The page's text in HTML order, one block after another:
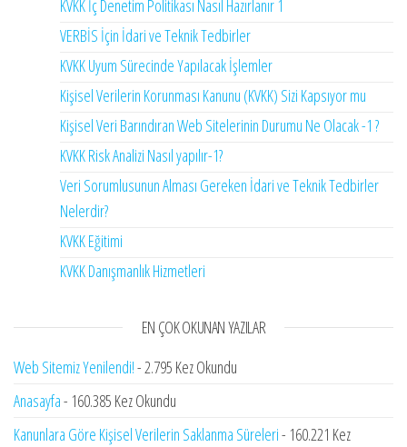
KVKK İç Denetim Politikası Nasıl Hazırlanır 1
VERBİS İçin İdari ve Teknik Tedbirler
KVKK Uyum Sürecinde Yapılacak İşlemler
Kişisel Verilerin Korunması Kanunu (KVKK) Sizi Kapsıyor mu
Kişisel Veri Barındıran Web Sitelerinin Durumu Ne Olacak -1 ?
KVKK Risk Analizi Nasıl yapılır-1?
Veri Sorumlusunun Alması Gereken İdari ve Teknik Tedbirler
Nelerdir?
KVKK Eğitimi
KVKK Danışmanlık Hizmetleri
EN ÇOK OKUNAN YAZILAR
Web Sitemiz Yenilendi!- 2.795 Kez Okundu
Anasayfa- 160.385 Kez Okundu
Kanunlara Göre Kişisel Verilerin Saklanma Süreleri- 160.221 Kez